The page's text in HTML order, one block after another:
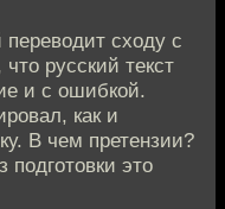
сходу с
русский текст
и с ошибкой.
как и
В чем претензии?
подготовки это